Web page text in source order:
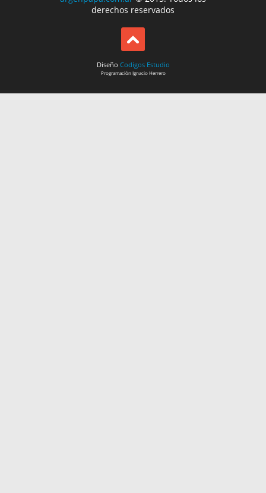
derechos reservados
Diseño Codigos Estudio
ProgramaciónIgnacio Herrero